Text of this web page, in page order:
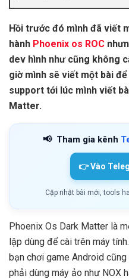
Hồi trước đó mình đã viết
hành Phoenix os ROC
dev hình như cũng không
giờ mình sẽ viết một bài
support tới lúc mình viết
Matter.
📢 Tham gia kênh
👉 Vào
Cập nhật bài mới, tools
Phoenix Os Dark Matter là
lập dùng để cài trên máy
bạn chơi game Android
phải dùng máy ảo như NOX